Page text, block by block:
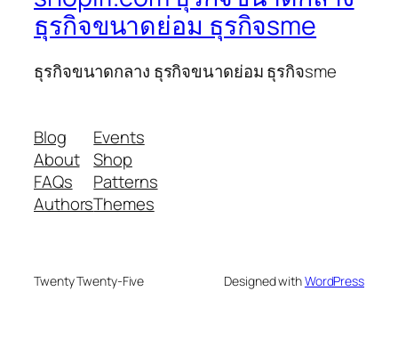
ธุรกิจขนาดย่อม ธุรกิจsme
ธุรกิจขนาดกลาง ธุรกิจขนาดย่อม ธุรกิจsme
Blog
About
FAQs
Authors
Events
Shop
Patterns
Themes
Twenty Twenty-Five Designed withWordPress